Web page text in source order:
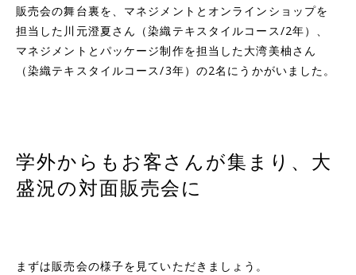
販売会の舞台裏を、マネジメントとオンラインショップを
担当した川元澄夏さん（染織テキスタイルコース/2年）、
マネジメントとパッケージ制作を担当した大湾美柚さん
（染織テキスタイルコース/3年）の2名にうかがいました。
学外からもお客さんが集まり、大
盛況の対面販売会に
まずは販売会の様子を見ていただきましょう。